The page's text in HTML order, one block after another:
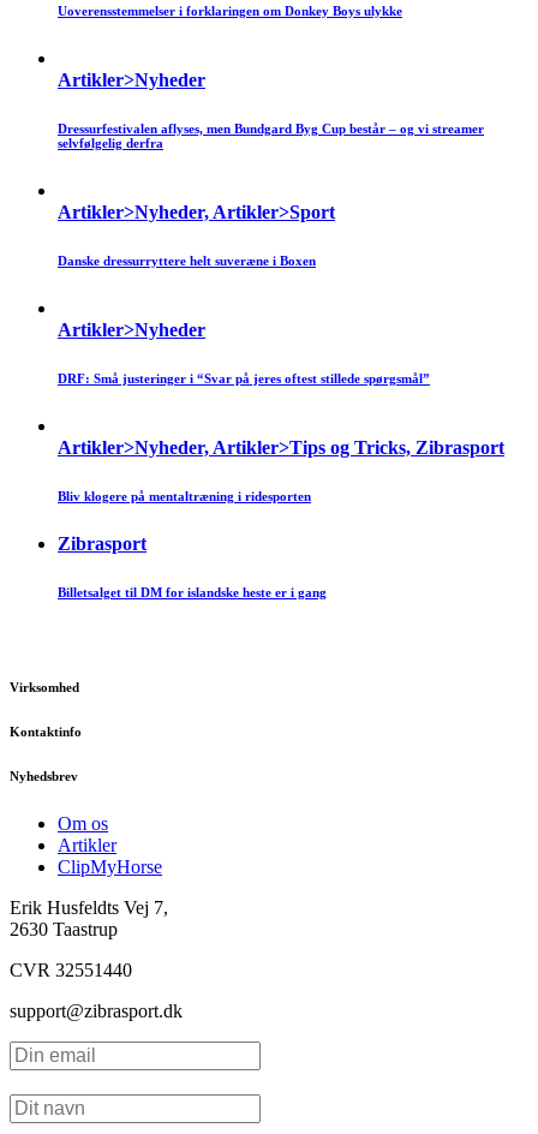
Uoverensstemmelser i forklaringen om Donkey Boys ulykke
Artikler>Nyheder
Dressurfestivalen aflyses, men Bundgard Byg Cup består – og vi streamer
selvfølgelig derfra
Artikler>Nyheder, Artikler>Sport
Danske dressurryttere helt suveræne i Boxen
Artikler>Nyheder
DRF: Små justeringer i “Svar på jeres oftest stillede spørgsmål”
Artikler>Nyheder, Artikler>Tips og Tricks, Zibrasport
Bliv klogere på mentaltræning i ridesporten
Zibrasport
Billetsalget til DM for islandske heste er i gang
Virksomhed
Kontaktinfo
Nyhedsbrev
Om os
Artikler
ClipMyHorse
Erik Husfeldts Vej 7,
2630 Taastrup
CVR 32551440
support@zibrasport.dk